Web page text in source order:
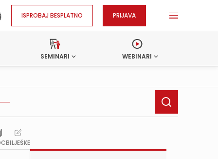
ISPROBAJ BESPLATNO PRIJAVA
SEMINARI WEBINARI
BILJEŠKE